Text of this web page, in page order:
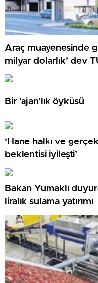
Araç muayenesinde
milyar dolarlık’ dev
Bir ‘ajan’lık öyküsü
‘Hane halkı ve
beklentisi iyileşti’
Bakan Yumaklı
liralık sulama yatırımı